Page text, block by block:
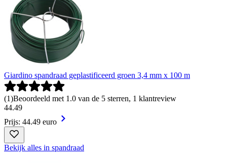
Giardino spandraad geplastificeerd groen 3,4 mm x 100 m
(1)Beoordeeld met 1.0 van de 5 sterren, 1 klantreview
44.49
Prijs: 44.49 euro
Bekijk alles in spandraad